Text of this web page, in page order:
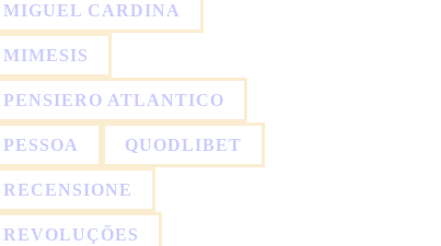
MIGUEL CARDINA
MIMESIS
PENSIERO ATLANTICO
PESSOA QUODLIBET
RECENSIONE
REVOLUÇÕES